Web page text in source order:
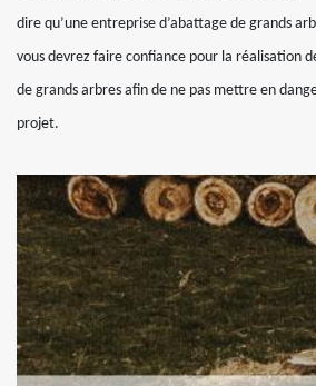
dire qu’une entreprise d’abattage de grands
vous devrez faire confiance pour la réalisation
de grands arbres afin de ne pas mettre en
projet.